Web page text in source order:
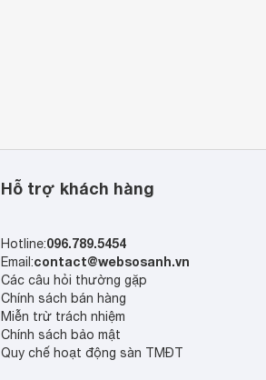
Hỗ trợ khách hàng
Hotline:096.789.5454
Email:contact@websosanh.vn
Các câu hỏi thường gặp
Chính sách bán hàng
Miễn trừ trách nhiệm
Chính sách bảo mật
Quy chế hoạt động sàn TMĐT